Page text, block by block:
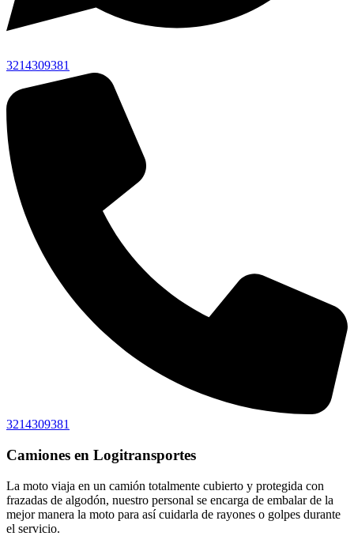
3214309381
3214309381
Camiones en Logitransportes
La moto viaja en un camión totalmente cubierto y protegida con
frazadas de algodón, nuestro personal se encarga de embalar de la
mejor manera la moto para así cuidarla de rayones o golpes durante
el servicio.